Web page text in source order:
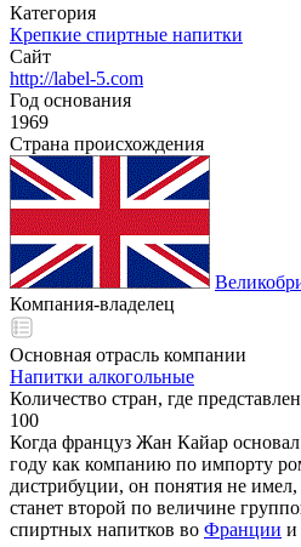
Категория
Крепкие спиртные напитки
Сайт
http://label-5.com
Год основания
1969
Страна происхождения
Компания-владелец
Основная отрасль компании
Напитки алкогольные
Количество стран, где
100
Когда француз Жан Кайар
году как компанию по импорту
дистрибуции, он понятия не
станет второй по величине
спиртных напитков во Франции и